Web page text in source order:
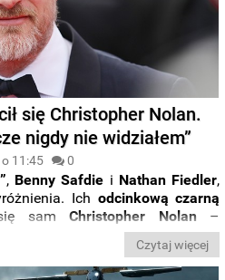
się Christopher Nolan.
nigdy nie widziałem”
11:45 0
, Benny Safdie i Nathan Fiedler,
Ich odcinkową czarną
się samChristopher Nolan –
z duetem twórca celebrowanego
serię do takich rewolucyjnych
Twin Peaks”.
Czytaj więcej